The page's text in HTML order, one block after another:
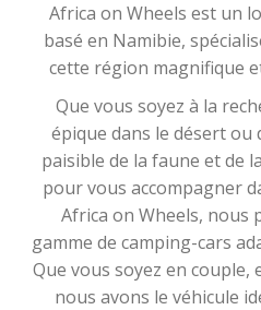
Africa on Wheels est un
basé en Namibie,
cette région magnifique
Que vous soyez à la
épique dans le désert ou
paisible de la faune et de
pour vous accompagner
Africa on Wheels, nous
gamme de camping-cars
Que vous soyez en couple,
nous avons le véhicule